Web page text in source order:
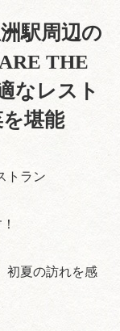
駅周辺の
THE
なレスト
堪能
トラン
初夏の訪れを感